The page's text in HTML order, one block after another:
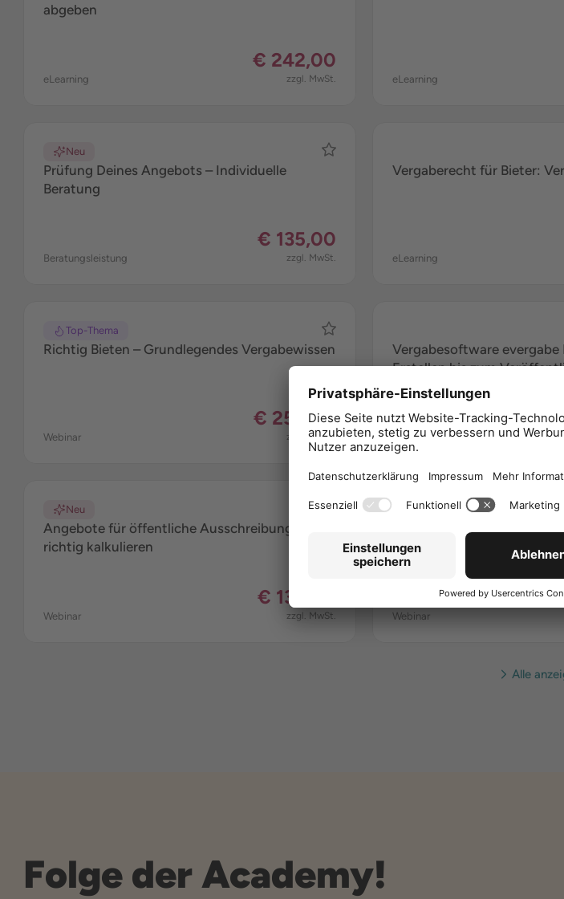
abgeben
eLearning
€ 242,00
zzgl. MwSt. eLearning
Neu
Prüfung Deines Angebots – Individuelle
Beratung
Beratungsleistung
€ 135,00
zzgl. MwSt.
Vergaberecht für Bieter:
eLearning
Top-Thema
Richtig Bieten – Grundlegendes Vergabewissen
Webinar
€ 255,00
zzgl. MwSt.
Vergabesoftware evergabe
Erstellen bis zum
Webinar
Neu
Angebote für öffentliche Ausschreibungen
richtig kalkulieren
Webinar
€ 135,00
zzgl. MwSt.
Top-Thema
von AI
Eignungskatalogen
Webinar
Alle
Folge der Academy!